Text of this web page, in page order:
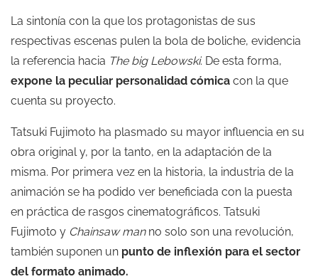
La sintonía con la que los protagonistas de sus
respectivas escenas pulen la bola de boliche, evidencia
la referencia hacia The big Lebowski. De esta forma,
expone la peculiar personalidad cómica con la que
cuenta su proyecto.
Tatsuki Fujimoto ha plasmado su mayor influencia en su
obra original y, por la tanto, en la adaptación de la
misma. Por primera vez en la historia, la industria de la
animación se ha podido ver beneficiada con la puesta
en práctica de rasgos cinematográficos. Tatsuki
Fujimoto y Chainsaw manno solo son una revolución,
también suponen un punto de inflexión para el sector
del formato animado.